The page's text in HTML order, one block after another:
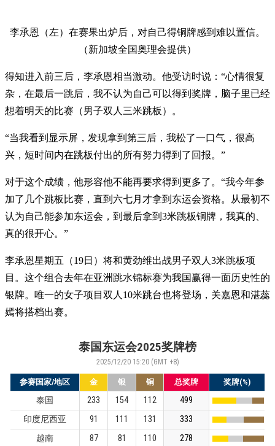
李承恩（左）在赛果出炉后，对自己得铜牌感到难以置信。
（新加坡全国奥理会提供）
得知进入前三后，李承恩相当激动。他受访时说：“心情很复
杂，在最后一跳后，我不认为自己可以得到奖牌，脑子里已经
想着明天的比赛（男子双人三米跳板）。
“当我看到显示屏，发现拿到第三后，我松了一口气，很高
兴，短时间内在跳板付出的所有努力得到了回报。”
对于这个成绩，他形容他不能再要求得到更多了。“我今年参
加了几个跳板比赛，直到六七月才拿到东运会资格。从最初不
认为自己能参加东运会，到最后拿到3米跳板铜牌，我真的、
真的很开心。”
李承恩星期五（19日）将和黄劲维出战男子双人3米跳板项
目。这个组合去年在亚洲跳水锦标赛为我国赢得一面历史性的
银牌。唯一的女子项目双人10米跳台也将登场，关嘉恩和湛蕊
嫣将搭档出赛。